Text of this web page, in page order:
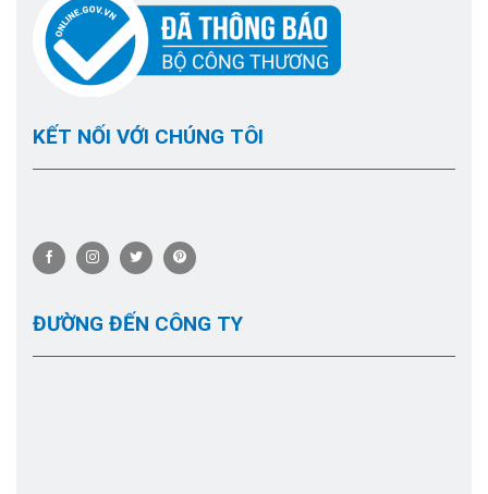
KẾT NỐI VỚI CHÚNG TÔI
ĐƯỜNG ĐẾN CÔNG TY